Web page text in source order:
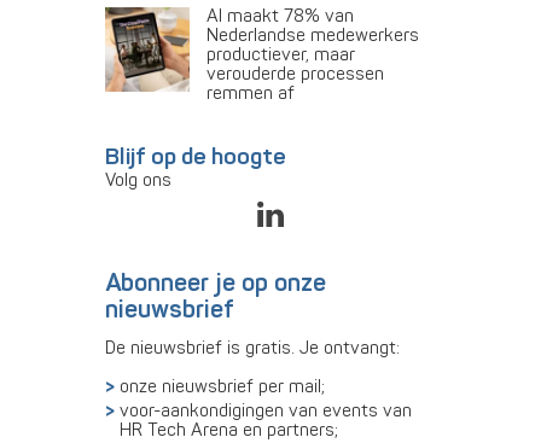
AI maakt 78% van
Nederlandse medewerkers
productiever, maar
verouderde processen
remmen af
Blijf op de hoogte
Volg ons
Abonneer je op onze
nieuwsbrief
De nieuwsbrief is gratis. Je ontvangt:
onze nieuwsbrief per mail;
voor-aankondigingen van events van
HR Tech Arena en partners;